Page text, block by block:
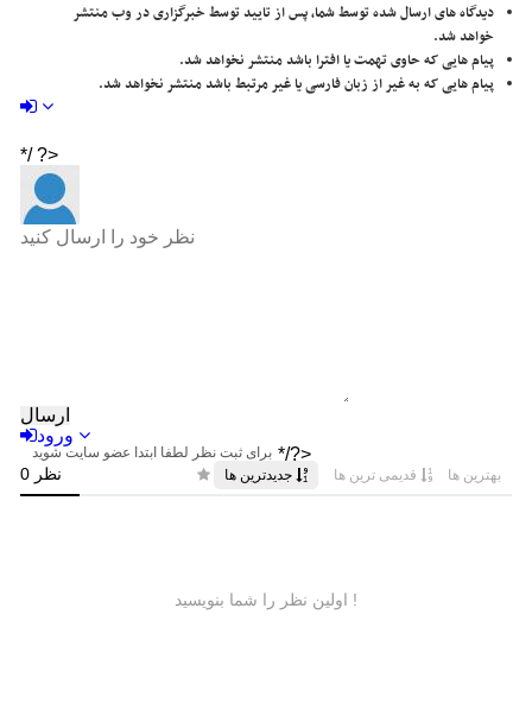
دیدگاه های ارسال شده توسط شما، پس از تایید توسط خبرگزاری در وب منتشر
خواهد شد.
پیام هایی که حاوی تهمت یا افترا باشد منتشر نخواهد شد.
پیام هایی که به غیر از زبان فارسی یا غیر مرتبط باشد منتشر نخواهد شد.